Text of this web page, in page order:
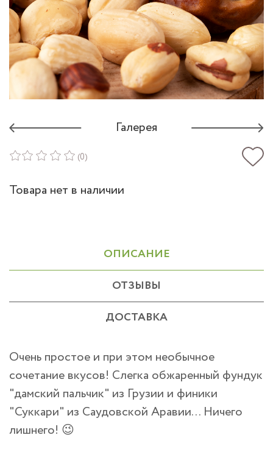
Галерея
(0)
Товара нет в наличии
ОПИСАНИЕ
ОТЗЫВЫ
ДОСТАВКА
Очень простое и при этом необычное
сочетание вкусов! Слегка обжаренный фундук
"дамский пальчик" из Грузии и финики
"Суккари" из Саудовской Аравии... Ничего
лишнего! 😉